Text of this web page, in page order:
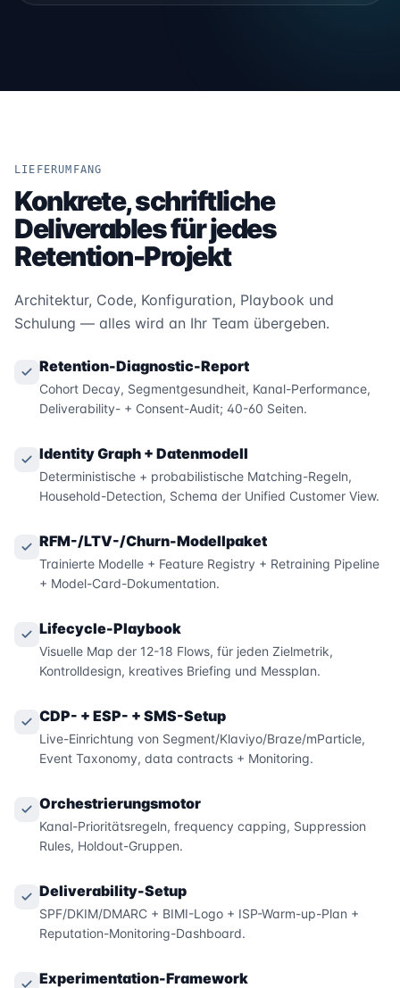
LIEFERUMFANG
Konkrete, schriftliche
Deliverables für jedes
Retention-Projekt
Architektur, Code, Konfiguration, Playbook und
Schulung — alles wird an Ihr Team übergeben.
Retention-Diagnostic-Report
Cohort Decay, Segmentgesundheit, Kanal-Performance,
Deliverability- + Consent-Audit; 40-60 Seiten.
Identity Graph + Datenmodell
Deterministische + probabilistische Matching-Regeln,
Household-Detection, Schema der Unified Customer View.
RFM-/LTV-/Churn-Modellpaket
Trainierte Modelle + Feature Registry + Retraining Pipeline
+ Model-Card-Dokumentation.
Lifecycle-Playbook
Visuelle Map der 12-18 Flows, für jeden Zielmetrik,
Kontrolldesign, kreatives Briefing und Messplan.
CDP- + ESP- + SMS-Setup
Live-Einrichtung von Segment/Klaviyo/Braze/mParticle,
Event Taxonomy, data contracts + Monitoring.
Orchestrierungsmotor
Kanal-Prioritätsregeln, frequency capping, Suppression
Rules, Holdout-Gruppen.
Deliverability-Setup
SPF/DKIM/DMARC + BIMI-Logo + ISP-Warm-up-Plan +
Reputation-Monitoring-Dashboard.
Experimentation-Framework